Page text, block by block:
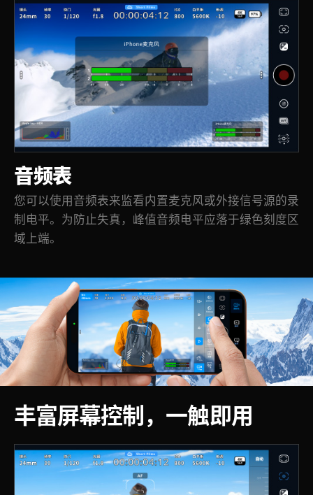
音频表
您可以使用音频表来监看内置麦克风或外接信号源的录
制电平。为防止失真，峰值音频电平应落于绿色刻度区
域上端。
丰富屏幕控制，一触即用